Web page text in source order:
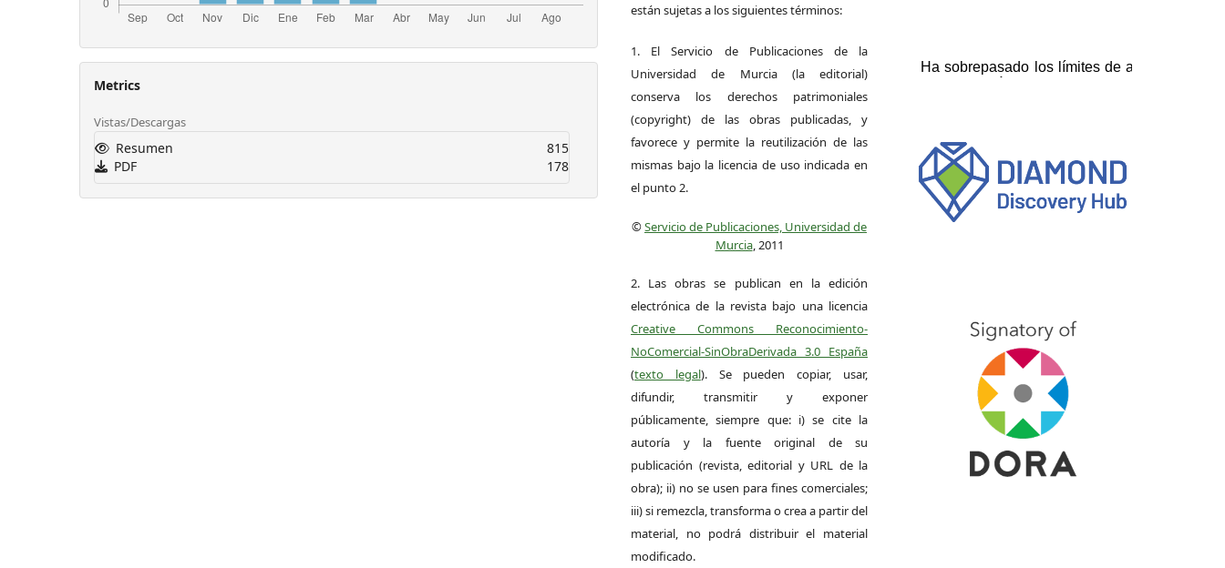
Metrics
Vistas/Descargas
Resumen
815
PDF
178
están sujetas a los siguientes términos:
1. El Servicio de Publicaciones de la
Universidad de Murcia (la editorial)
conserva los derechos patrimoniales
(copyright) de las obras publicadas, y
favorece y permite la reutilización de las
mismas bajo la licencia de uso indicada en
el punto 2.
©Servicio de Publicaciones, Universidad de
Murcia, 2011
2. Las obras se publican en la edición
electrónica de la revista bajo una licencia
Creative Commons Reconocimiento-
NoComercial-SinObraDerivada 3.0 España
(texto legal). Se pueden copiar, usar,
difundir, transmitir y exponer
públicamente, siempre que: i) se cite la
autoría y la fuente original de su
publicación (revista, editorial y URL de la
obra); ii) no se usen para fines comerciales;
iii) si remezcla, transforma o crea a partir del
material, no podrá distribuir el material
modificado.